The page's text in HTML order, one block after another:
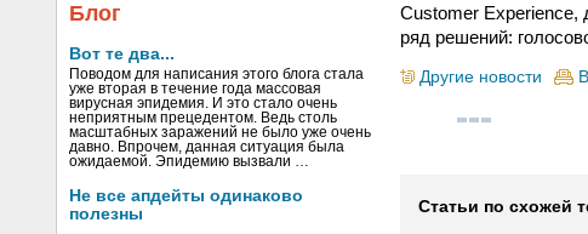
Блог
Вот те два...
Поводом для написания этого блога стала
уже вторая в течение года массовая
вирусная эпидемия. И это стало очень
неприятным прецедентом. Ведь столь
масштабных заражений не было уже очень
давно. Впрочем, данная ситуация была
ожидаемой. Эпидемию вызвали …
Не все апдейты одинаково
полезны
Customer
ряд решений:
Другие новости
Статьи по схожей